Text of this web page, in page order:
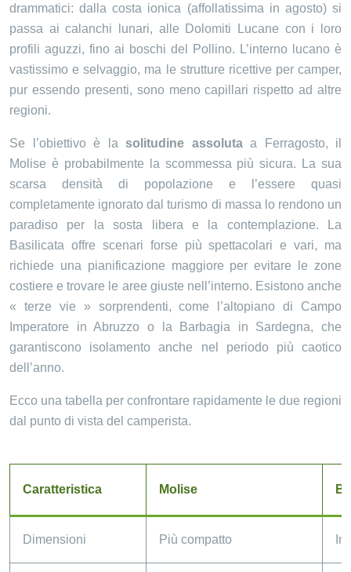
drammatici: dalla costa ionica (affollatissima in agosto) si
passa ai calanchi lunari, alle Dolomiti Lucane con i loro
profili aguzzi, fino ai boschi del Pollino. L’interno lucano è
vastissimo e selvaggio, ma le strutture ricettive per camper,
pur essendo presenti, sono meno capillari rispetto ad altre
regioni.
Se l’obiettivo è la solitudine assolutaa Ferragosto, il
Molise è probabilmente la scommessa più sicura. La sua
scarsa densità di popolazione e l’essere quasi
completamente ignorato dal turismo di massa lo rendono un
paradiso per la sosta libera e la contemplazione. La
Basilicata offre scenari forse più spettacolari e vari, ma
richiede una pianificazione maggiore per evitare le zone
costiere e trovare le aree giuste nell’interno. Esistono anche
« terze vie » sorprendenti, come l’altopiano di Campo
Imperatore in Abruzzo o la Barbagia in Sardegna, che
garantiscono isolamento anche nel periodo più caotico
dell’anno.
Ecco una tabella per confrontare rapidamente le due regioni
dal punto di vista del camperista.
Caratteristica Molise
Dimensioni Più compatto